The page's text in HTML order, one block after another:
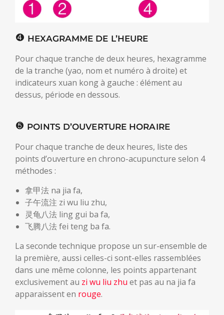
HEXAGRAMME DE L’HEURE
Pour chaque tranche de deux heures, hexagramme
de la tranche (yao, nom et numéro à droite) et
indicateurs xuan kong à gauche : élément au
dessus, période en dessous.
POINTS D’OUVERTURE HORAIRE
Pour chaque tranche de deux heures, liste des
points d’ouverture en chrono-acupuncture selon 4
méthodes :
拿甲法 na jia fa,
子午流注 zi wu liu zhu,
灵龟八法 ling gui ba fa,
飞腾八法 fei teng ba fa.
La seconde technique propose un sur-ensemble de
la première, aussi celles-ci sont-elles rassemblées
dans une même colonne, les points appartenant
exclusivement au zi wu liu zhu et pas au na jia fa
apparaissent en rouge.